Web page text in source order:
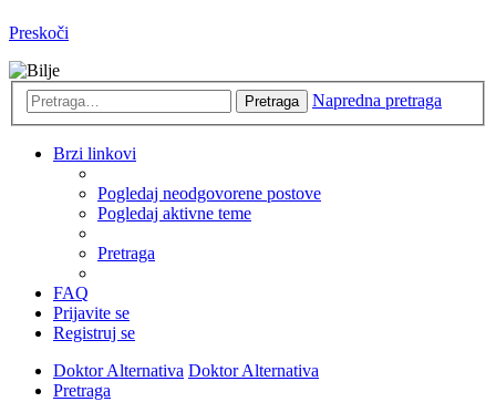
Preskoči
Pretraga Napredna pretraga
Brzi linkovi
Pogledaj neodgovorene postove
Pogledaj aktivne teme
Pretraga
FAQ
Prijavite se
Registruj se
Doktor Alternativa Doktor Alternativa
Pretraga